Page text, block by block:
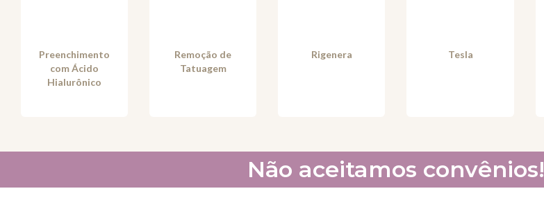
Preenchimento
com Ácido
Hialurônico
Remoção de
Tatuagem
Rigenera Tesla
Não aceitamos convênios!